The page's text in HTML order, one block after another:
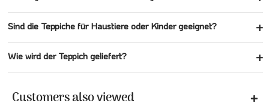
Sind die Teppiche für Haustiere oder Kinder geeignet?
Wie wird der Teppich geliefert?
Customers also viewed